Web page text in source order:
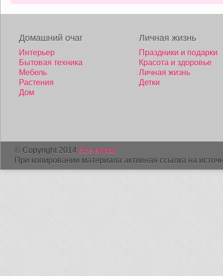
Домашний очаг
Интерьер
Бытовая техника
Мебель
Растения
Дом
Личная жизнь
Праздники и подарки
Красота и здоровье
Личная жизнь
Детки
© Copyright 2014 Все впрок
При копировании материала активная ссылка на